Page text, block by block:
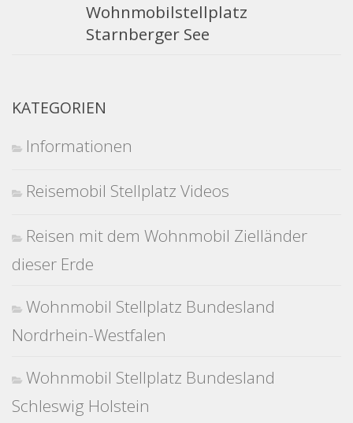
Wohnmobilstellplatz
Starnberger See
KATEGORIEN
Informationen
Reisemobil Stellplatz Videos
Reisen mit dem Wohnmobil Zielländer
dieser Erde
Wohnmobil Stellplatz Bundesland
Nordrhein-Westfalen
Wohnmobil Stellplatz Bundesland
Schleswig Holstein